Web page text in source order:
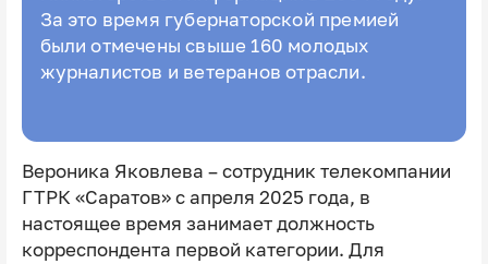
За это время губернаторской премией
были отмечены свыше 160 молодых
журналистов и ветеранов отрасли.
Вероника Яковлева – сотрудник телекомпании
ГТРК «Саратов» с апреля 2025 года, в
настоящее время занимает должность
корреспондента первой категории. Для